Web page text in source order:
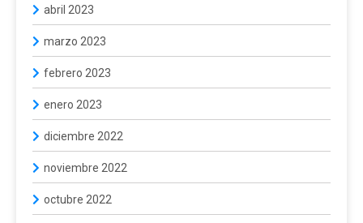
abril 2023
marzo 2023
febrero 2023
enero 2023
diciembre 2022
noviembre 2022
octubre 2022